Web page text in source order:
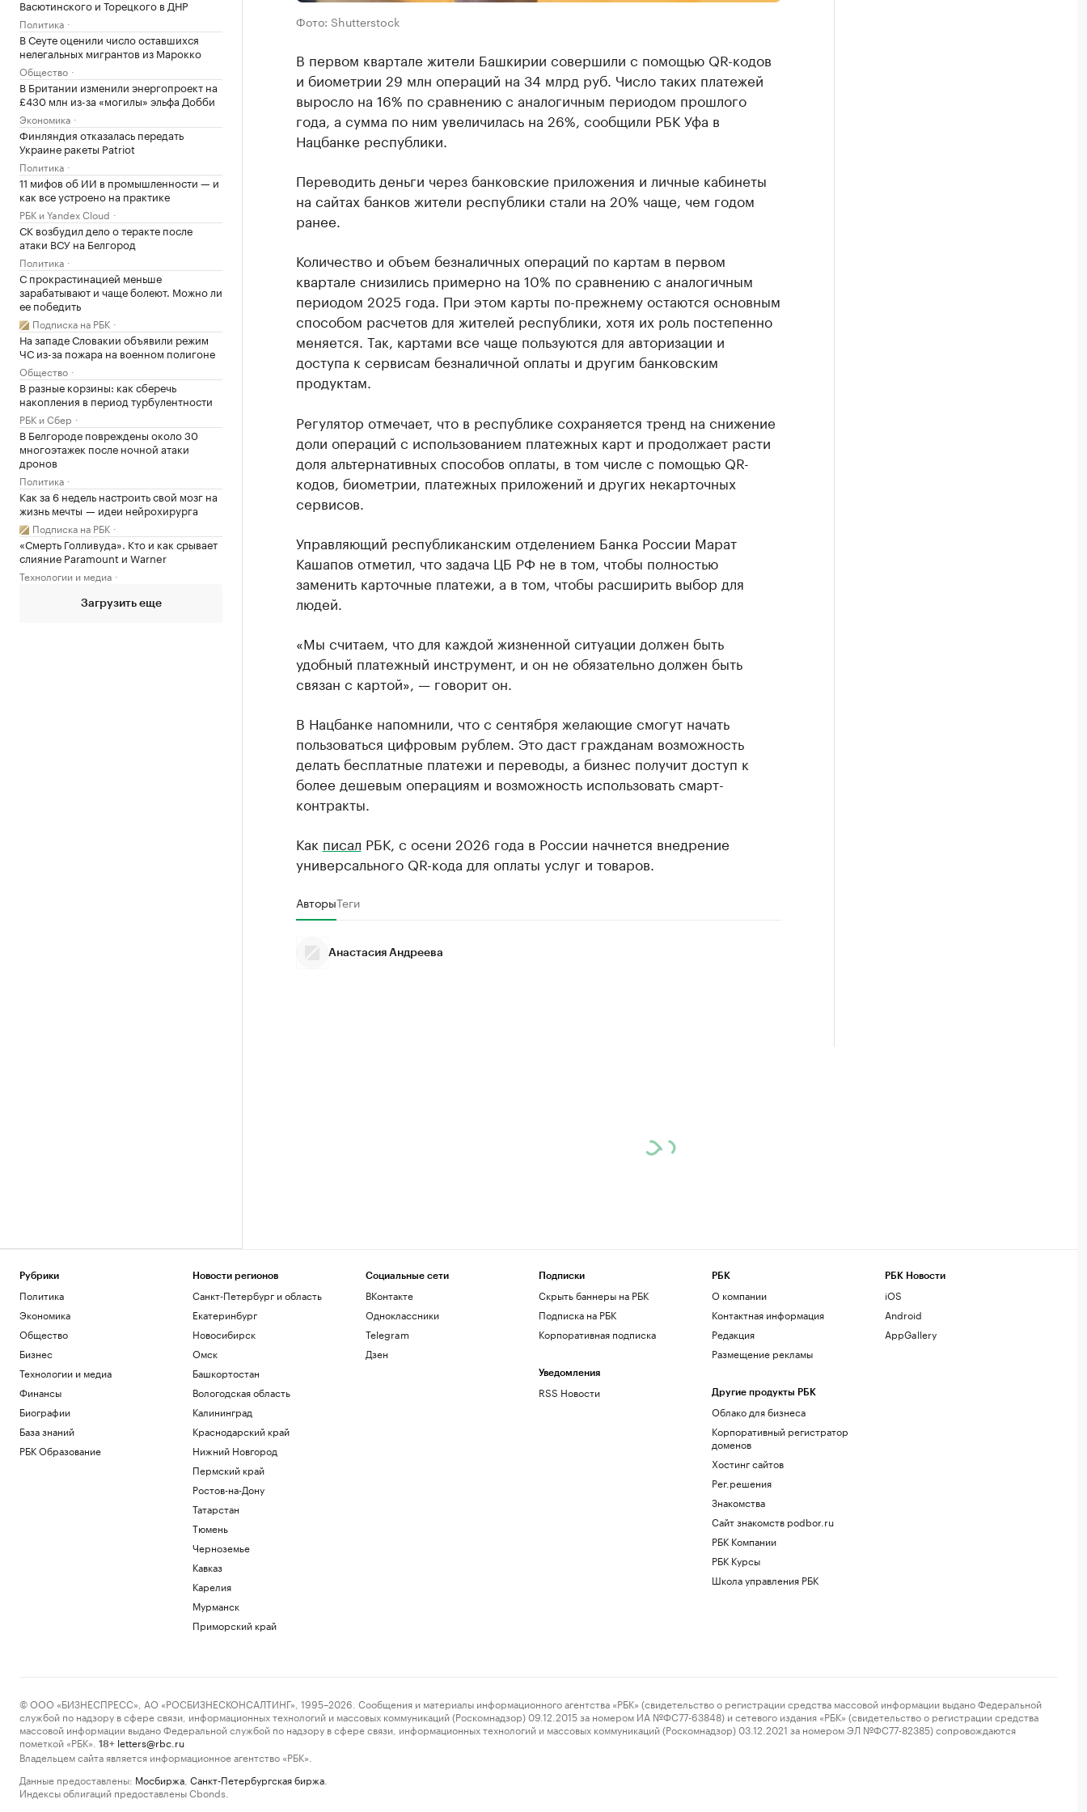
Васютинского и Торецкого в ДНР
Политика
В Сеуте оценили число оставшихся
нелегальных мигрантов из Марокко
Общество
В Британии изменили энергопроект на
£430 млн из-за «могилы» эльфа Добби
Экономика
Финляндия отказалась передать
Украине ракеты Patriot
Политика
11 мифов об ИИ в промышленности — и
как все устроено на практике
РБК и Yandex Cloud
СК возбудил дело о теракте после
атаки ВСУ на Белгород
Политика
С прокрастинацией меньше
зарабатывают и чаще болеют. Можно ли
ее победить
Подписка на РБК
На западе Словакии объявили режим
ЧС из-за пожара на военном полигоне
Общество
В разные корзины: как сберечь
накопления в период турбулентности
РБК и Сбер
В Белгороде повреждены около 30
многоэтажек после ночной атаки
дронов
Политика
Как за 6 недель настроить свой мозг на
жизнь мечты — идеи нейрохирурга
Подписка на РБК
«Смерть Голливуда». Кто и как срывает
слияние Paramount и Warner
Технологии и медиа
Загрузить еще
Фото: Shutterstock
В первом квартале жители Башкирии совершили с помощью QR-кодов
и биометрии 29 млн операций на 34 млрд руб. Число таких платежей
выросло на 16% по сравнению с аналогичным периодом прошлого
года, а сумма по ним увеличилась на 26%, сообщили РБК Уфа в
Нацбанке республики.
Переводить деньги через банковские приложения и личные кабинеты
на сайтах банков жители республики стали на 20% чаще, чем годом
ранее.
Количество и объем безналичных операций по картам в первом
квартале снизились примерно на 10% по сравнению с аналогичным
периодом 2025 года. При этом карты по-прежнему остаются основным
способом расчетов для жителей республики, хотя их роль постепенно
меняется. Так, картами все чаще пользуются для авторизации и
доступа к сервисам безналичной оплаты и другим банковским
продуктам.
Регулятор отмечает, что в республике сохраняется тренд на снижение
доли операций с использованием платежных карт и продолжает расти
доля альтернативных способов оплаты, в том числе с помощью QR-
кодов, биометрии, платежных приложений и других некарточных
сервисов.
Управляющий республиканским отделением Банка России Марат
Кашапов отметил, что задача ЦБ РФ не в том, чтобы полностью
заменить карточные платежи, а в том, чтобы расширить выбор для
людей.
«Мы считаем, что для каждой жизненной ситуации должен быть
удобный платежный инструмент, и он не обязательно должен быть
связан с картой», — говорит он.
В Нацбанке напомнили, что с сентября желающие смогут начать
пользоваться цифровым рублем. Это даст гражданам возможность
делать бесплатные платежи и переводы, а бизнес получит доступ к
более дешевым операциям и возможность использовать смарт-
контракты.
Как писал РБК, с осени 2026 года в России начнется внедрение
универсального QR-кода для оплаты услуг и товаров.
АвторыТеги
Анастасия Андреева
Рубрики
Политика
Экономика
Общество
Бизнес
Технологии и медиа
Финансы
Биографии
База знаний
РБК Образование
Новости регионов
Санкт-Петербург и область
Екатеринбург
Новосибирск
Омск
Башкортостан
Вологодская область
Калининград
Краснодарский край
Нижний Новгород
Пермский край
Ростов-на-Дону
Татарстан
Тюмень
Черноземье
Кавказ
Карелия
Мурманск
Приморский край
Социальные сети
ВКонтакте
Одноклассники
Telegram
Дзен
Подписки
Скрыть баннеры на РБК
Подписка на РБК
Корпоративная подписка
Уведомления
RSS Новости
РБК
О компании
Контактная информация
Редакция
Размещение рекламы
Другие продукты РБК
Облако для бизнеса
Корпоративный регистратор
доменов
Хостинг сайтов
Рег.решения
Знакомства
Сайт знакомств podbor.ru
РБК Компании
РБК Курсы
Школа управления РБК
РБК Новости
iOS
Android
AppGallery
© ООО «БИЗНЕСПРЕСС», АО «РОСБИЗНЕСКОНСАЛТИНГ», 1995–2026. Сообщения и материалы информационного агентства «РБК» (свидетельство о регистрации средства массовой информации выдано Федеральной
службой по надзору в сфере связи, информационных технологий и массовых коммуникаций (Роскомнадзор) 09.12.2015 за номером ИА №ФС77-63848) и сетевого издания «РБК» (свидетельство о регистрации средства
массовой информации выдано Федеральной службой по надзору в сфере связи, информационных технологий и массовых коммуникаций (Роскомнадзор) 03.12.2021 за номером ЭЛ №ФС77-82385) сопровождаются
пометкой «РБК».
18+ letters@rbc.ru
Владельцем сайта является информационное агентство «РБК».
Данные предоставлены: Мосбиржа Санкт-Петербургская биржа
Индексы облигаций предоставлены Cbonds.